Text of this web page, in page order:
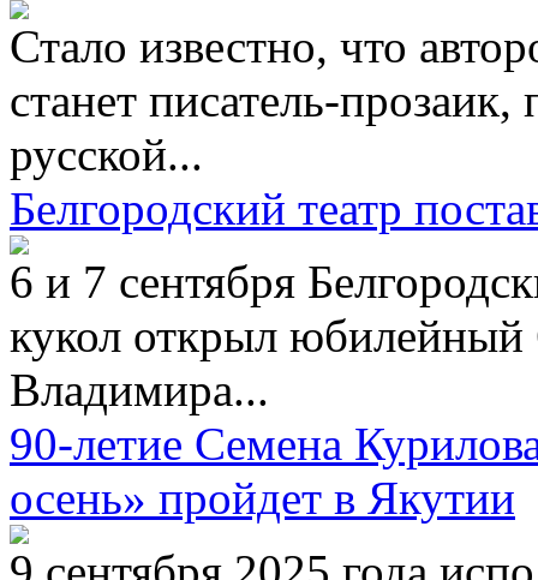
Стало известно, что
станет писатель-прозаик,
русской...
Белгородский театр
6 и 7 сентября
кукол открыл юбилейный
Владимира...
90-летие Семена
осень» пройдет в Якутии